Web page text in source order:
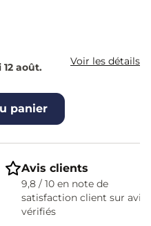
août. Voir les détails
panier
Avis clients
9,8 / 10 en note de
satisfaction client sur avis
vérifiés